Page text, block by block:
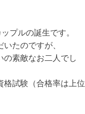
プルの誕生です。
たのですが、
の素敵なお二人でし
格試験（合格率は上位